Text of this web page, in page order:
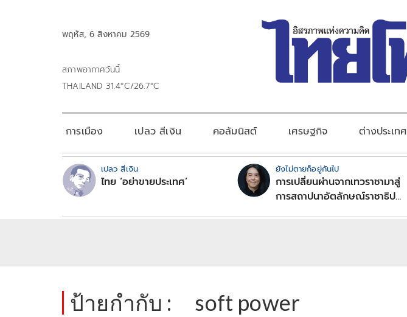
พฤหัส, 6 สิงหาคม 2569
สภาพอากาศวันนี้
THAILAND 31.4°C/26.7°C
การเมือง เปลว สีเงิน คอลัมนิสต์ เศรษฐกิจ ต่างประเทศ
เปลว สีเงิน
ไทย ‘อย่าขายประเทศ’
ยังไม่ตายก็อยู่กันไป
การเปลี่ยนผ่านจากเทวราชามาสู่
การสถาปนาอัตลักษณ์ราชาธิป
ป้ายกำกับ : soft power